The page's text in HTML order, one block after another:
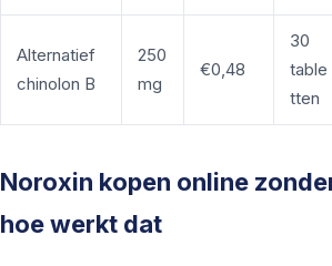
Alternatief
chinolon B
250
mg
€0,48
30
table
tten
Noroxin kopen online
hoe werkt dat